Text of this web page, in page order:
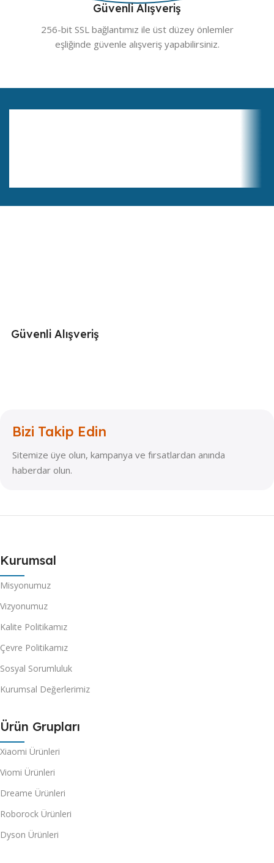
Güvenli Alışveriş
256-bit SSL bağlantımız ile üst düzey önlemler
eşliğinde güvenle alışveriş yapabilirsiniz.
Güvenli Alışveriş
Bizi Takip Edin
Sitemize üye olun, kampanya ve fırsatlardan anında
haberdar olun.
Kurumsal
Misyonumuz
Vizyonumuz
Kalite Politikamız
Çevre Politikamız
Sosyal Sorumluluk
Kurumsal Değerlerimiz
Ürün Grupları
Xiaomi Ürünleri
Viomi Ürünleri
Dreame Ürünleri
Roborock Ürünleri
Dyson Ürünleri